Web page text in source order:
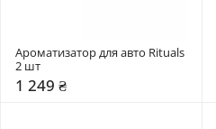
Ароматизатор для авто Rituals
2 шт
1 249 ₴